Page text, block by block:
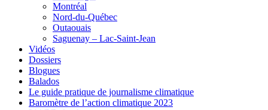
Montréal
Nord-du-Québec
Outaouais
Saguenay – Lac-Saint-Jean
Vidéos
Dossiers
Blogues
Balados
Le guide pratique de journalisme climatique
Baromètre de l’action climatique 2023